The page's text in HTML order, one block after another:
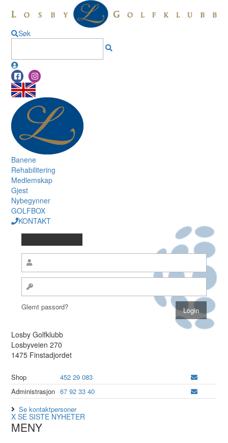
Søk
Banene
Rehabilitering
Medlemskap
Gjest
Nybegynner
GOLFBOX
KONTAKT
Glemt passord?
Losby Golfklubb
Losbyveien 270
1475 Finstadjordet
Shop
452 29 083
Administrasjon 67 92 33 40
Se kontaktpersoner
X SE SISTE NYHETER
MENY